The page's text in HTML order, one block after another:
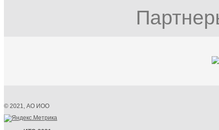
© 2021, АО ИОО